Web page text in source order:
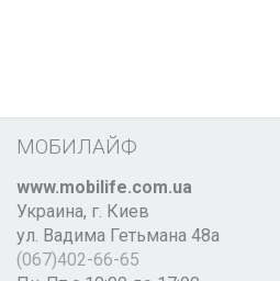
МОБИЛАЙФ
www.mobilife.com.ua
Украина, г. Киев
ул. Вадима Гетьмана 48а
(067)402-66-65